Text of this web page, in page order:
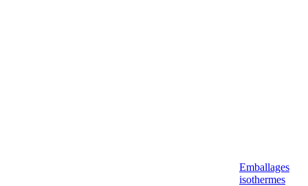
Emballages
isothermes